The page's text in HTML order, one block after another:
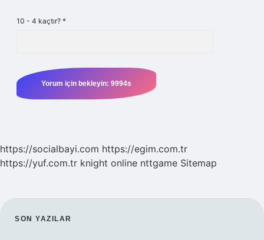
10 - 4 kaçtır? *
https://socialbayi.com https://egim.com.tr
https://yuf.com.tr knight online nttgame Sitemap
SIDEBAR
SON YAZILAR